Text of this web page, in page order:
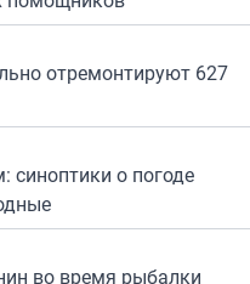
отремонтируют 627
синоптики о погоде
во время рыбалки